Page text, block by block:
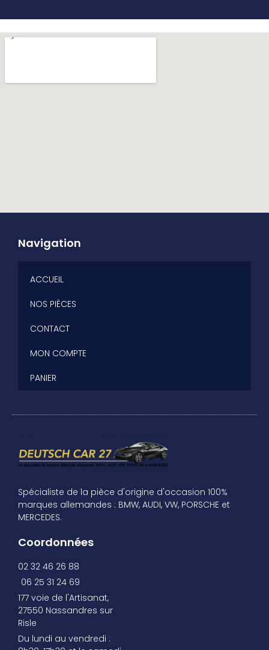
Navigation
ACCUEIL
NOS PIÈCES
CONTACT
MON COMPTE
PANIER
Spécialiste de la pièce d'origine d'occasion 100%
marques allemandes : BMW, AUDI, VW, PORSCHE et
MERCEDES.
Coordonnées
02 32 46 26 88
06 25 31 24 69
177 voie de l'Artisanat,
27550 Nassandres sur
Risle
Du lundi au vendredi :